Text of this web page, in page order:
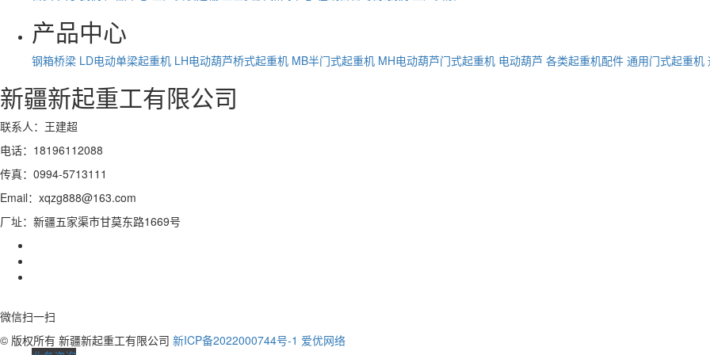
产品中心
钢箱桥梁 LD电动单梁起重机 LH电动葫芦桥式起重机 MB半门式起重机 MH电动葫芦门式起重机 电动葫芦 各类起重机配件 通用门式起重机
新疆新起重工有限公司
联系人：王建超
电话：18196112088
传真：0994-5713111
Email：xqzg888@163.com
厂址：新疆五家渠市甘莫东路1669号
微信扫一扫
© 版权所有 新疆新起重工有限公司 新ICP备2022000744号-1 爱优网络